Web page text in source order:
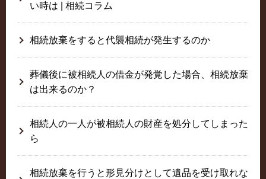
い時は | 相続コラム
相続放棄をすると代襲相続が発生するのか
葬儀後に被相続人の借金が発覚した場合、相続放棄
は出来るのか？
相続人の一人が被相続人の財産を処分してしまった
ら
相続放棄を行うと形見分けとして遺品を受け取れな